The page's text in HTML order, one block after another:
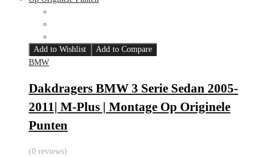
Add to Wishlist
Add to Compare
BMW
Dakdragers BMW 3 Serie Sedan 2005-
2011| M-Plus | Montage Op Originele
Punten
(0 reviews)